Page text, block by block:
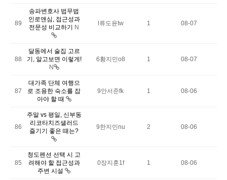
89
송파변호사 법무법
인로앤심, 접근성과
전문성 비교하기
N
l류도윤tw 1 08-07
88
달동에서 술집 고르
기, 알고보면 이렇게!
N
6황지민o8 1 08-07
87
대가족 단체 여행으
로 조용한 숙소를 잡
아야 할 때
9안서준fk 1 08-06
86
주말 vs 평일, 신부동
리코타치즈샐러드
즐기기 좋은 때는?
9한지민nu 2 08-06
85
청도펜션 선택 시 고
려해야 할 접근성과
주변 시설
0장지훈1f 1 08-06